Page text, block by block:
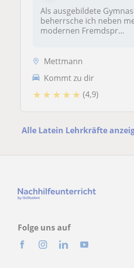
Als ausgebildete
beherrsche ich neben
modernen Fremdspr...
Mettmann
Kommt zu dir
★ ★ ★ ★ ★ (4,9)
Alle Latein Lehrkräfte
Folge uns auf